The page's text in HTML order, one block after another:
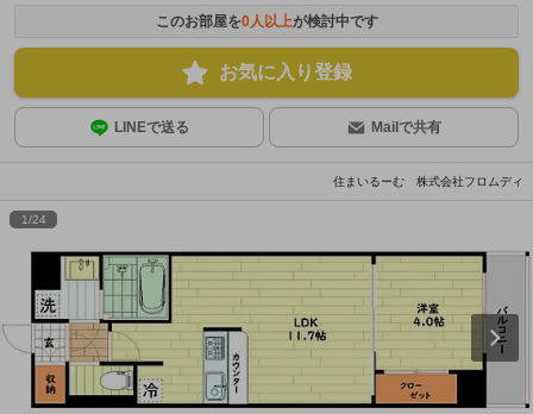
このお部屋を0人以上が検討中です
お気に入り登録
LINEで送る Mailで共有
住まいるーむ 株式会社フロムディ
1/24